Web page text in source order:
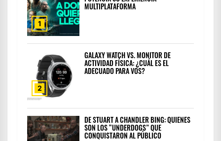
1
MULTIPLATAFORMA
2
GALAXY WATCH VS. MONITOR DE
ACTIVIDAD FÍSICA: ¿CUÁL ES EL
ADECUADO PARA VOS?
DE STUART A CHANDLER BING: QUIENES
SON LOS “UNDERDOGS” QUE
CONQUISTARON AL PÚBLICO